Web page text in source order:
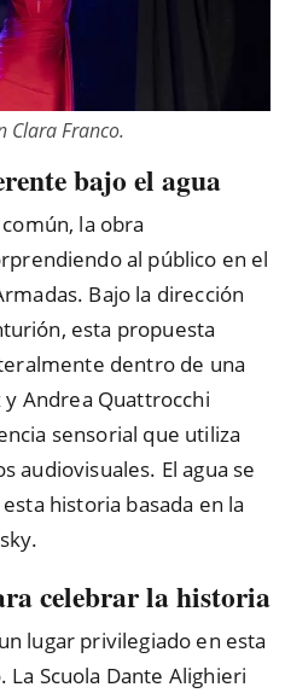
Clara Franco.
bajo el agua
la obra
al público en el
Bajo la dirección
esta propuesta
dentro de una
y Andrea Quattrocchi
sensorial que utiliza
audiovisuales. El agua se
historia basada en la
celebrar la historia
lugar privilegiado en esta
Scuola Dante Alighieri